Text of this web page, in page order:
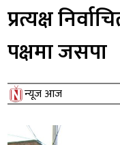
प्रत्यक्ष
पक्षमा जसपा
न्यूज आज